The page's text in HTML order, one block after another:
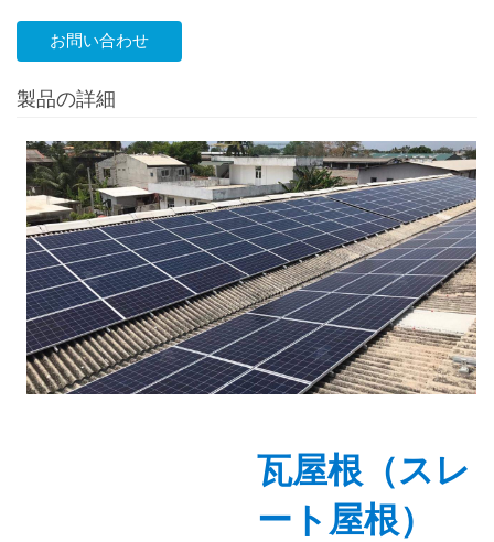
お問い合わせ
製品の詳細
瓦屋根（スレ
ート屋根）